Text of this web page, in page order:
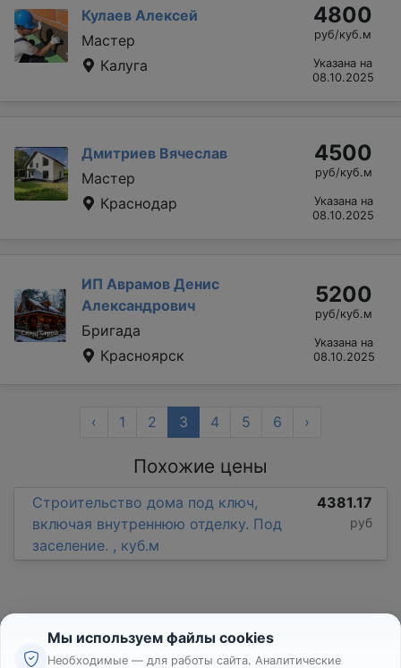
Кулаев Алексей
Мастер
Калуга
4800
руб/куб.м
Указана на
08.10.2025
Дмитриев Вячеслав
Мастер
Краснодар
4500
руб/куб.м
Указана на
08.10.2025
ИП Аврамов Денис
Александрович
Бригада
Красноярск
5200
руб/куб.м
Указана на
08.10.2025
‹ 1 2 3 4 5 6 ›
Похожие цены
Строительство дома под ключ,
включая внутреннюю отделку. Под
заселение. , куб.м
4381.17
руб
Мы используем файлы cookies
Необходимые — для работы сайта. Аналитические